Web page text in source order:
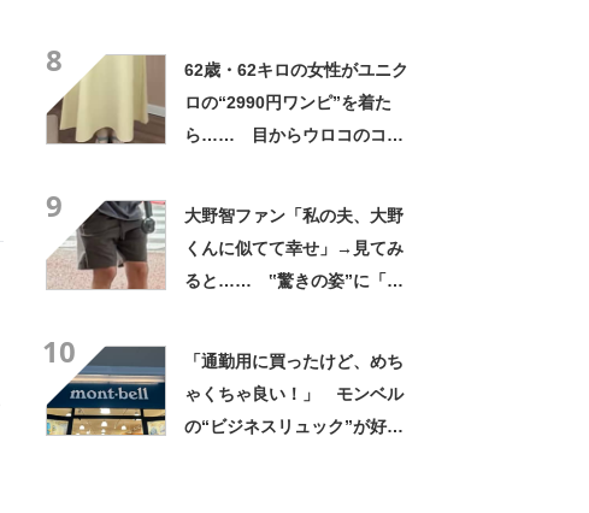
8
62歳・62キロの女性がユニク
ロの“2990円ワンピ”を着た
ら…… 目からウロコのコー
9
大野智ファン「私の夫、大野
くんに似てて幸せ」→見てみ
ると…… ‟驚きの姿”に「最
10
「通勤用に買ったけど、めち
ゃくちゃ良い！」 モンベル
の“ビジネスリュック”が好